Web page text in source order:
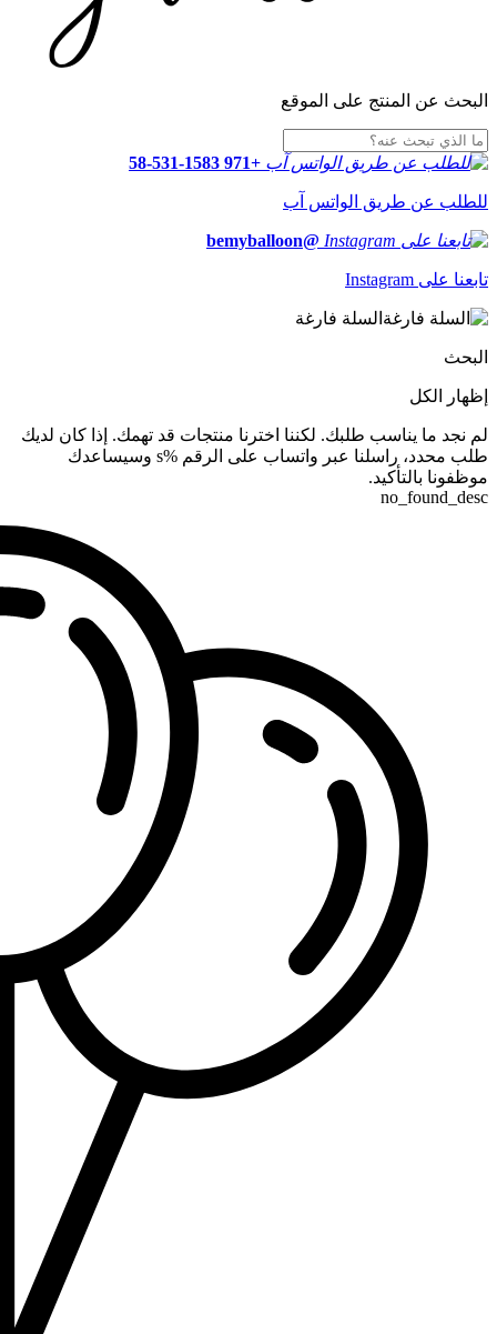
البحث عن المنتج على الموقع
+971 58-531-1583
للطلب عن طريق الواتس آب
@bemyballoon
تابعنا على Instagram
السلة فارغة
البحث
إظهار الكل
لم نجد ما يناسب طلبك. لكننا اخترنا منتجات قد تهمك. إذا كان لديك
طلب محدد، راسلنا عبر واتساب على الرقم %s وسيساعدك
موظفونا بالتأكيد.
no_found_desc